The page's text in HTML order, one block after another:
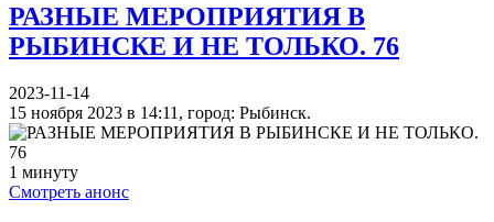
РАЗНЫЕ МЕРОПРИЯТИЯ В
РЫБИНСКЕ И НЕ ТОЛЬКО. 76
2023-11-14
15 ноября 2023 в 14:11, город: Рыбинск.
1 минуту
Смотреть анонс